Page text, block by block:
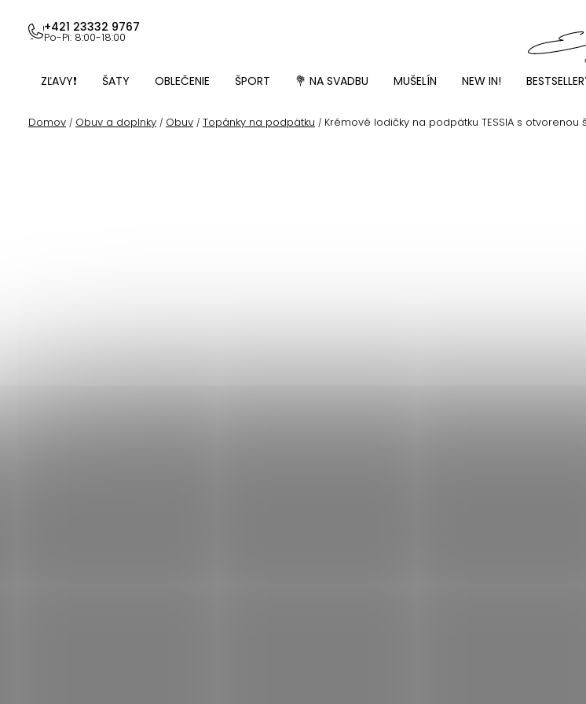
obsah
+421 23332 9767
Po-Pi: 8:00-18:00
ZĽAVY❗ ŠATY OBLEČENIE ŠPORT 💐 NA SVADBU MUŠELÍN NEW IN!
Domov / Obuv a doplnky / Obuv / Topánky na podpätku / Krémové lodičky na podpätku TESSIA s otvorenou